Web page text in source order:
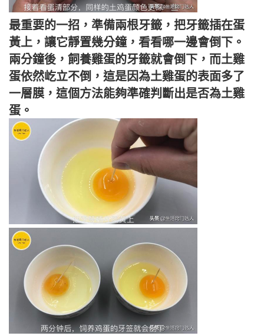
最重要的一招，準備兩根牙籤，把牙籤插在蛋
黃上，讓它靜置幾分鐘，看看哪一邊會倒下。
兩分鐘後，飼養雞蛋的牙籤就會倒下，而土雞
蛋依然屹立不倒，這是因為土雞蛋的表面多了
一層膜，這個方法能夠準確判斷出是否為土雞
蛋。